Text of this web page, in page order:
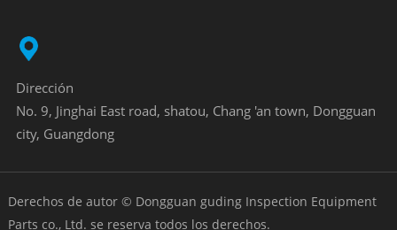
Dirección
No. 9, Jinghai East road, shatou, Chang 'an town, Dongguan
city, Guangdong
Derechos de autor © Dongguan guding Inspection Equipment
Parts co., Ltd. se reserva todos los derechos.